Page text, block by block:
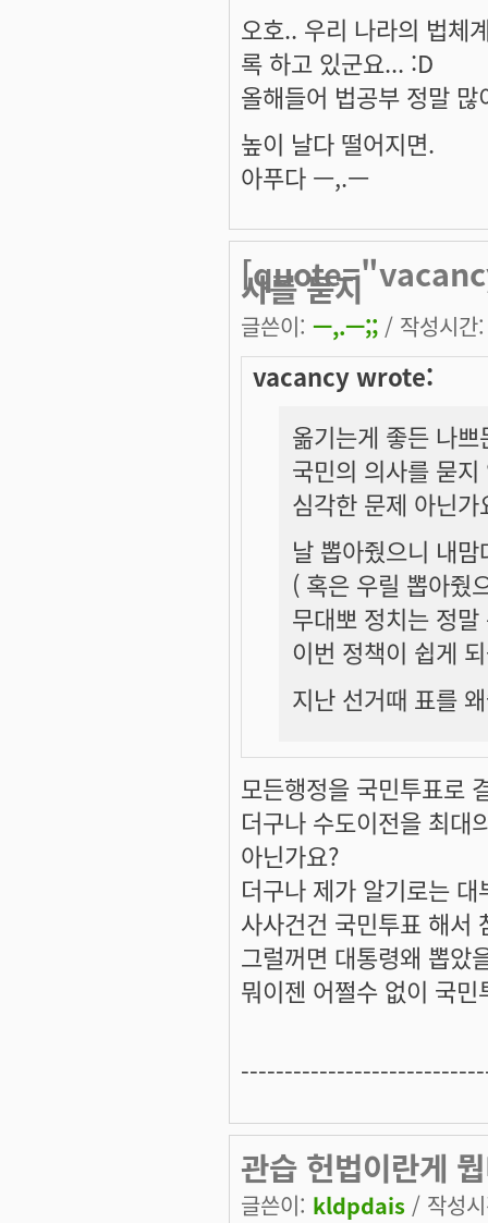
오호.. 우리 나라의 법체
록 하고 있군요... :D
올해들어 법공부 정말
높이 날다 떨어지면.
아푸다 ㅡ,.ㅡ
사를 묻지
글쓴이: ㅡ,.ㅡ;; / 작성시
vacancy wrote:
옮기는게 좋든 나쁘
국민의 의사를 묻
심각한 문제 아닌가
날 뽑아줬으니 내
( 혹은 우릴 뽑아줬
무대뽀 정치는 정
이번 정책이 쉽게
지난 선거때 표를
모든행정을 국민투표로
더구나 수도이전을 최대
아닌가요?
더구나 제가 알기로는
사사건건 국민투표 해서
그럴꺼면 대통령왜 뽑았
뭐이젠 어쩔수 없이 국
관습 헌법이란게
글쓴이: kldpdais / 작성